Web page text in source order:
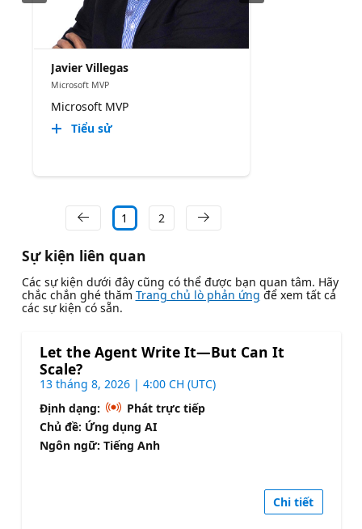
Javier Villegas
Microsoft MVP
Microsoft MVP
Tiểu sử
1 2
Sự kiện liên quan
Các sự kiện dưới đây cũng có thể được bạn quan tâm. Hãy
chắc chắn ghé thăm Trang chủ lò phản ứng để xem tất cả
các sự kiện có sẵn.
Let the Agent Write It—But Can It
Scale?
13 tháng 8, 2026 | 4:00 CH (UTC)
Định dạng:
Phát trực tiếp
Chủ đề: Ứng dụng AI
Ngôn ngữ: Tiếng Anh
Chi tiết